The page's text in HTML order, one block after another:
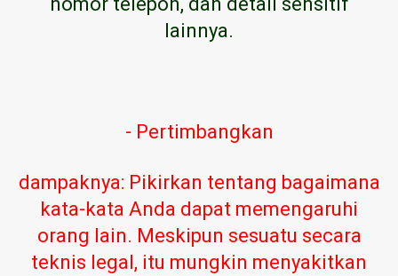
lainnya.
- Pertimbangkan
dampaknya: Pikirkan tentang bagaimana
kata-kata Anda dapat memengaruhi
orang lain. Meskipun sesuatu secara
teknis legal, itu mungkin menyakitkan